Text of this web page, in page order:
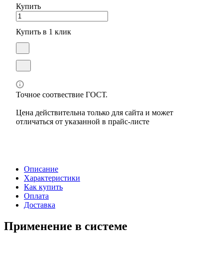
Купить
Купить в 1 клик
Точное соотвествие ГОСТ.
Цена действительна только для сайта и может
отличаться от указанной в прайс-листе
Описание
Характеристики
Как купить
Оплата
Доставка
Применение в системе